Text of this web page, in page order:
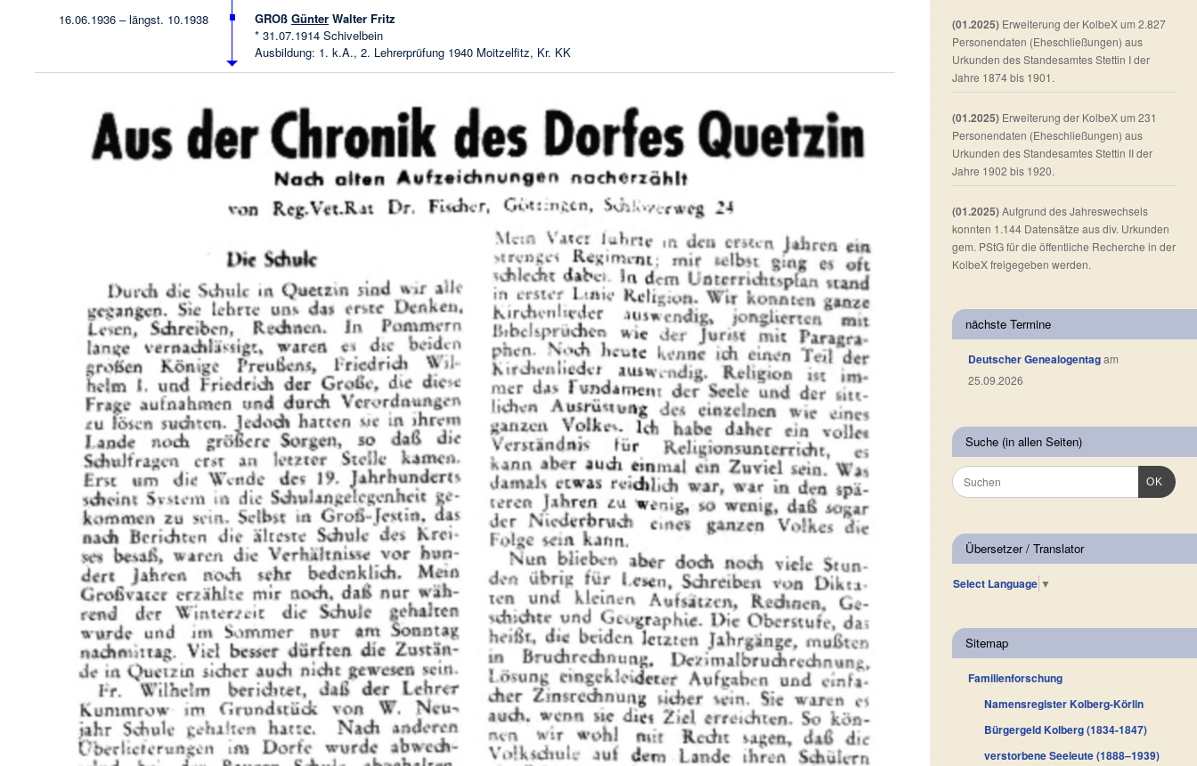
16.06.1936 – längst. 10.1938
GROß Günter Walter Fritz
* 31.07.1914 Schivelbein
Ausbildung: 1. k.A., 2. Lehrerprüfung 1940 Moitzelfitz, Kr. KK
(01.2025) Erweiterung der KolbeX um 2.827
Personendaten (Eheschließungen) aus
Urkunden des Standesamtes Stettin I der
Jahre 1874 bis 1901.
(01.2025) Erweiterung der KolbeX um 231
Personendaten (Eheschließungen) aus
Urkunden des Standesamtes Stettin II der
Jahre 1902 bis 1920.
(01.2025)Aufgrund des Jahreswechsels
konnten 1.144 Datensätze aus div. Urkunden
gem. PStG für die öffentliche Recherche in der
KolbeX freigegeben werden.
nächste Termine
Deutscher Genealogentagam
25.09.2026
Suche (in allen Seiten)
OK
Übersetzer / Translator
Select Language ▼
Sitemap
Familienforschung
Namensregister Kolberg-Körlin
Bürgergeld Kolberg (1834-1847)
verstorbene Seeleute (1888–1939)